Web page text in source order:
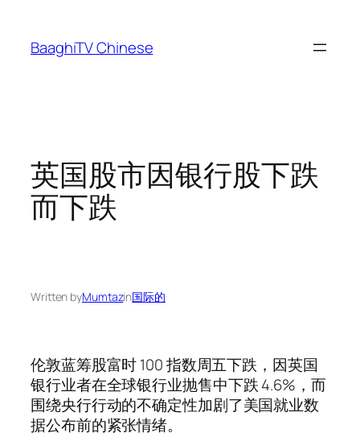
content
BaaghiTV Chinese
英国股市因银行股下跌
而下跌
Written byMumtazin国际的
伦敦蓝筹股富时 100 指数周五下跌，因英国
银行业者在全球银行业抛售中下跌 4.6%，而
围绕央行行动的不确定性加剧了美国就业数
据公布前的紧张情绪。